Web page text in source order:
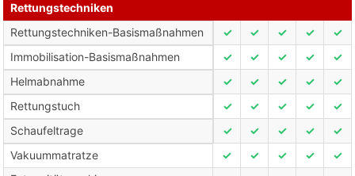
Rettungstechniken
Rettungstechniken-Basismaßnahmen
✓ ✓ ✓ ✓
✓
Immobilisation-Basismaßnahmen
✓ ✓ ✓ ✓
✓
Helmabnahme
✓ ✓ ✓ ✓
✓
Rettungstuch
✓ ✓ ✓ ✓
✓
Schaufeltrage
✓ ✓ ✓ ✓
✓
Vakuummatratze
✓ ✓ ✓ ✓
✓